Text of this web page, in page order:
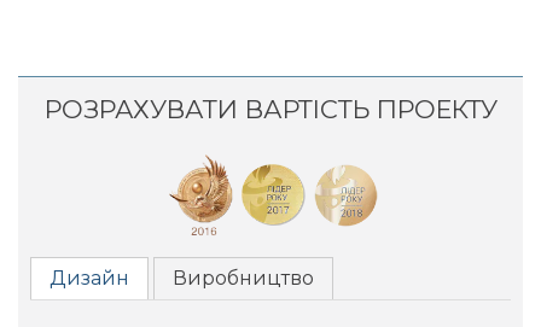
РОЗРАХУВАТИ ВАРТІСТЬ ПРОЕКТУ
Дизайн Виробництво